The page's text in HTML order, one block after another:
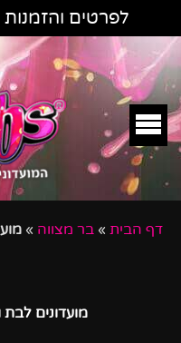
לפרטים והזמנות
דף הבית » בר מצווה »
מועדונים לבת